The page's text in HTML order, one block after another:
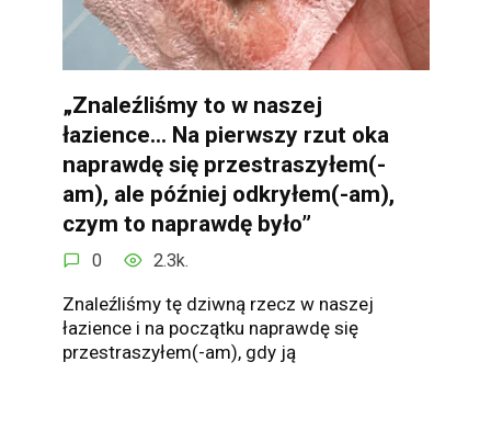
„Znaleźliśmy to w naszej
łazience… Na pierwszy rzut oka
naprawdę się przestraszyłem(-
am), ale później odkryłem(-am),
czym to naprawdę było”
0 2.3k.
Znaleźliśmy tę dziwną rzecz w naszej
łazience i na początku naprawdę się
przestraszyłem(-am), gdy ją